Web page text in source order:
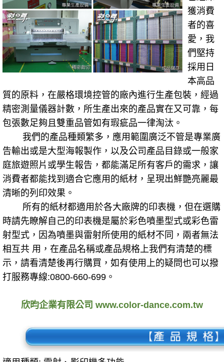
獲消費
者的喜
愛，我
們堅持
採用日
本高品
質的原料，在嚴格環境控管的廠內進行生產包裝，經過
精密測量儀器計數，所生產出來的產品實在又可靠，每
包張數足夠且雙重品管如有瑕疵品一律淘汰。
我們的產品種類繁多，應用範圍廣泛不管是專業廣
告輸出或是大型海報製作，以及公司產品目錄或一般家
庭旅遊照片或學生報告，都能滿足所有客戶的需求，讓
消費者都能找到適合它應用的紙材，呈現出鮮艷亮麗最
清晰的列印效果。
所有的紙材都適用於各大廠牌的印表機，但在選購
時請先瞭解自己的印表機是屬於彩色噴墨型式或彩色雷
射型式，因為噴墨與雷射所使用的紙材不同，兩者無法
相互共 用，在產品名稱或產品規格上我們有清楚的標
示，請看清楚後再行購買，如有使用上的疑問也可以撥
打服務專線:0800-660-699。
欣昀企業有限公司 www.color-dance.com.tw